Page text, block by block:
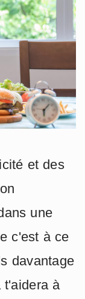
et des
une
c'est à ce
davantage
t'aidera à